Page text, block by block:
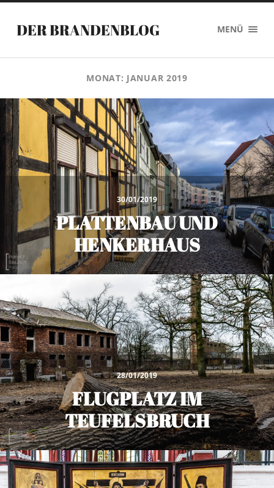
DER BRANDENBLOG MENÜ
MONAT: JANUAR 2019
30/01/2019
PLATTENBAU UND
HENKERHAUS
28/01/2019
FLUGPLATZ IM
TEUFELSBRUCH